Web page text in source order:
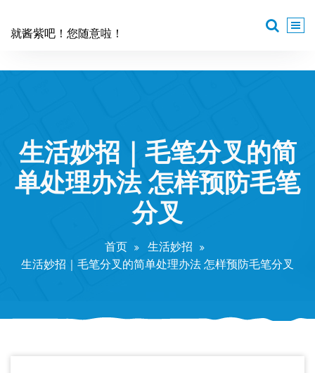
就酱紫吧！您随意啦！
生活妙招｜毛笔分叉的简
单处理办法 怎样预防毛笔
分叉
首页
生活妙招
生活妙招｜毛笔分叉的简单处理办法 怎样预防毛笔分叉